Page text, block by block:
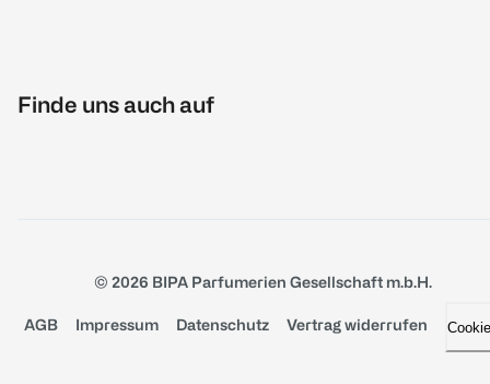
Finde uns auch auf
© 2026 BIPA Parfumerien Gesellschaft m.b.H.
AGB Impressum Datenschutz Vertrag widerrufen